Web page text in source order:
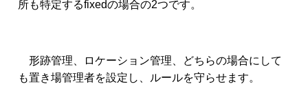
所も特定するfixedの場合の2つです。
形跡管理、ロケーション管理、どちらの場合にして
も置き場管理者を設定し、ルールを守らせます。